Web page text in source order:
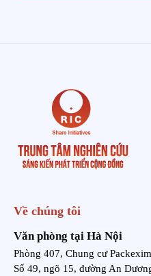
Về chúng tôi
Văn phòng tại Hà Nội
Phòng 407, Chung cư Packexim
Số 49, ngõ 15, đường An